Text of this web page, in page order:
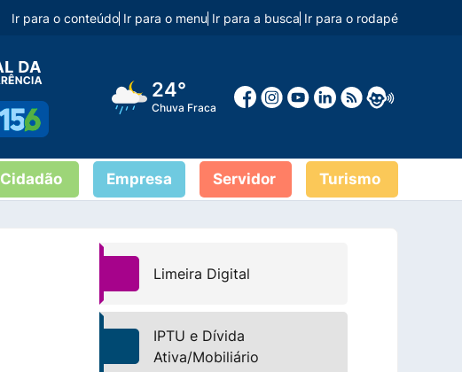
Ir para o conteúdo Ir para o menu Ir para a busca Ir para o rodapé
24°
Chuva Fraca
Cidadão Empresa Servidor Turismo
Limeira Digital
IPTU e Dívida
Ativa/Mobiliário